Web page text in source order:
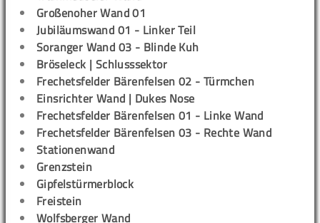
Großenoher Wand 01
Jubiläumswand 01 - Linker Teil
Soranger Wand 03 - Blinde Kuh
Bröseleck | Schlusssektor
Frechetsfelder Bärenfelsen 02 - Türmchen
Einsrichter Wand | Dukes Nose
Frechetsfelder Bärenfelsen 01 - Linke Wand
Frechetsfelder Bärenfelsen 03 - Rechte Wand
Stationenwand
Grenzstein
Gipfelstürmerblock
Freistein
Wolfsberger Wand